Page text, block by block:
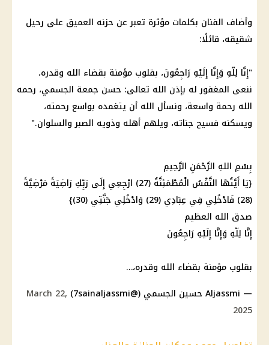
وأضاف الفنان بكلمات مؤثرة تعبر عن حزنه العميق على رحيل
شقيقه، قائلًا:
"إِنَّا لِلّهِ وَإِنَّا إِلَيْهِ رَاجِعُونَ، بقلوب مؤمنة بقضاء الله وقدره،
ننعى المغفور له بإذن الله تعالى: حسن جمعة الجسمي، رحمه
الله رحمة واسعة، ونسأل الله أن يتغمده بواسع رحمته،
ويسكنه فسيح جناته، ويلهم أهله وذويه الصبر والسلوان."
بِسْمِ اللهِ الرَّحْمَنِ الرَّحِيمِ
{يَا أَيَّتُهَا النَّفْسُ الْمُطْمَئِنَّةُ (27) ارْجِعِي إِلَى رَبِّكِ رَاضِيَةً مَرْضِيَّةً
(28) فَادْخُلِي فِي عِبَادِي (29) وَادْخُلِي جَنَّتِي (30)}
صدق الله العظيم
إِنَّا لِلّهِ وَإِنَّا إِلَيْهِ رَاجِعُونَ
بقلوب مؤمنة بقضاء الله وقدره،…
— Aljassmi حسين الجسمي (@7sainaljassmi)
March 22,
2025